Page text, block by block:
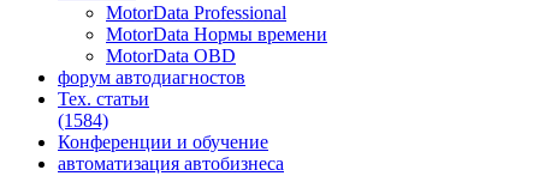
MotorData Professional
MotorData Нормы времени
MotorData OBD
форум автодиагностов
Тех. статьи
(1584)
Конференции и обучение
автоматизация автобизнеса